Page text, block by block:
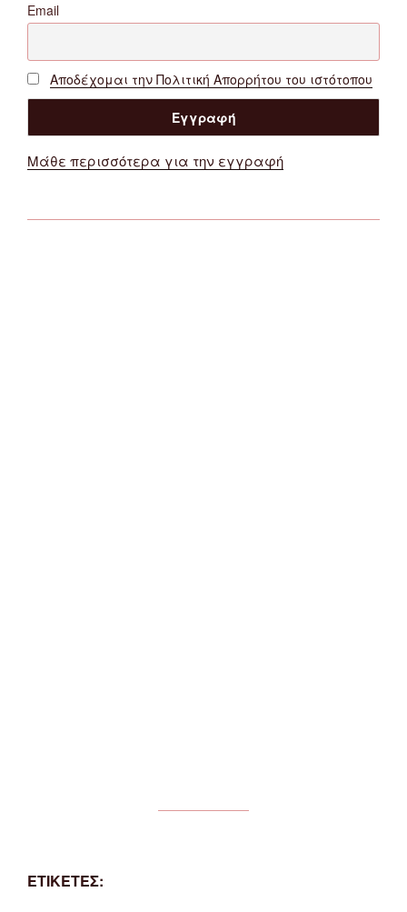
Email
Αποδέχομαι την Πολιτική Απορρήτου του ιστότοπου
Μάθε περισσότερα για την εγγραφή
ΕΤΙΚΕΤΕΣ: